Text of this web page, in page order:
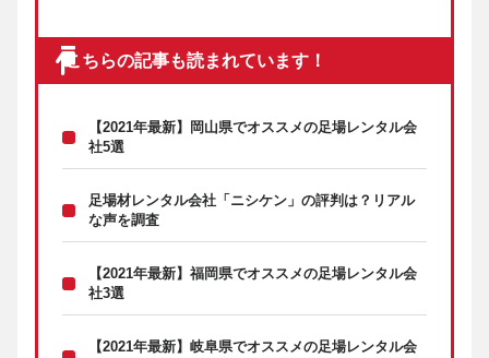
こちらの記事も読まれています！
【2021年最新】岡山県でオススメの足場レンタル会
社5選
足場材レンタル会社「ニシケン」の評判は？リアル
な声を調査
【2021年最新】福岡県でオススメの足場レンタル会
社3選
【2021年最新】岐阜県でオススメの足場レンタル会